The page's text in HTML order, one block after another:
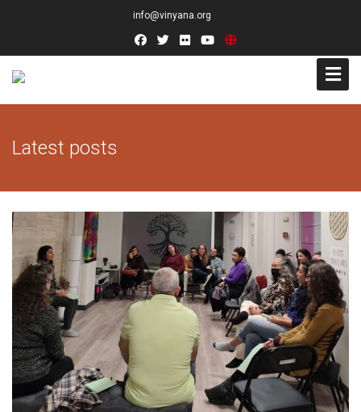
info@vinyana.org
Conócenos
Junta Directiva
Presidencia de Honor
Docentes
Socios de Número
Socios Colaboradores
Latest posts